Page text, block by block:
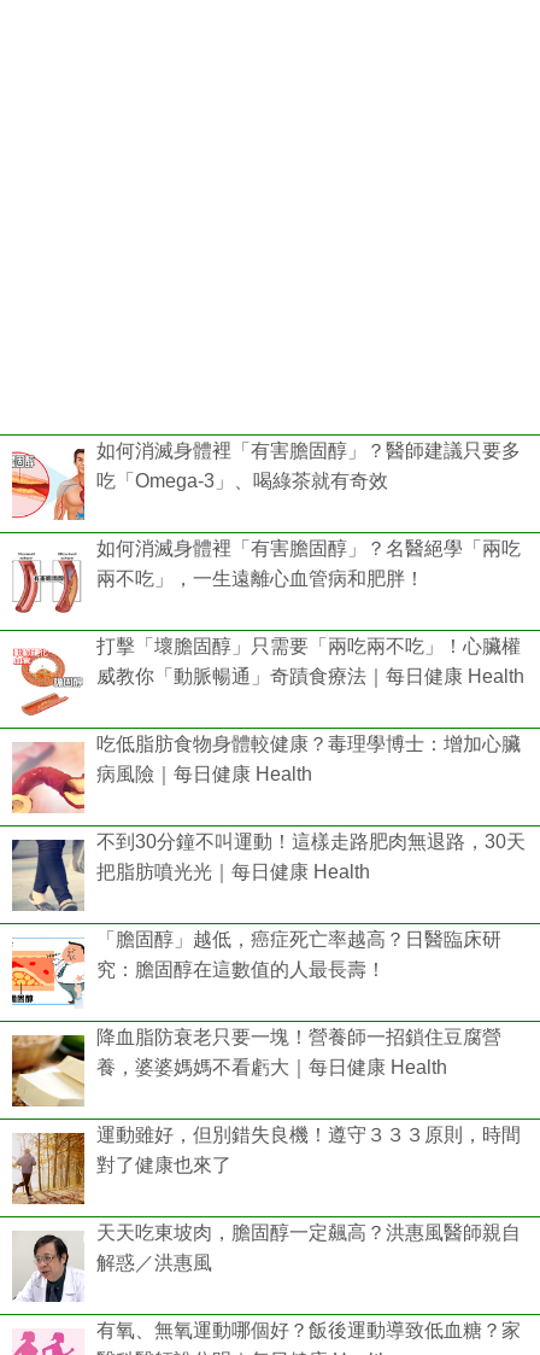
如何消滅身體裡「有害膽固醇」？醫師建議只要多
吃「Omega-3」、喝綠茶就有奇效
如何消滅身體裡「有害膽固醇」？名醫絕學「兩吃
兩不吃」，一生遠離心血管病和肥胖！
打擊「壞膽固醇」只需要「兩吃兩不吃」！心臟權
威教你「動脈暢通」奇蹟食療法｜每日健康 Health
吃低脂肪食物身體較健康？毒理學博士：增加心臟
病風險｜每日健康 Health
不到30分鐘不叫運動！這樣走路肥肉無退路，30天
把脂肪噴光光｜每日健康 Health
「膽固醇」越低，癌症死亡率越高？日醫臨床研
究：膽固醇在這數值的人最長壽！
降血脂防衰老只要一塊！營養師一招鎖住豆腐營
養，婆婆媽媽不看虧大｜每日健康 Health
運動雖好，但別錯失良機！遵守３３３原則，時間
對了健康也來了
天天吃東坡肉，膽固醇一定飆高？洪惠風醫師親自
解惑／洪惠風
有氧、無氧運動哪個好？飯後運動導致低血糖？家